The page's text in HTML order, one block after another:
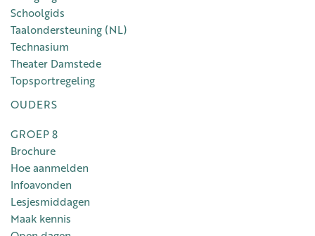
Schoolgids
Taalondersteuning (NL)
Technasium
Theater Damstede
Topsportregeling
OUDERS
GROEP 8
Brochure
Hoe aanmelden
Infoavonden
Lesjesmiddagen
Maak kennis